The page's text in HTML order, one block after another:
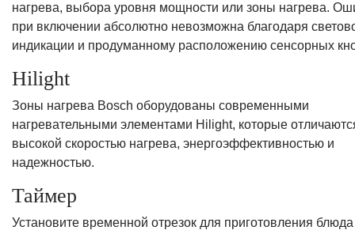
нагрева, выбора уровня мощности или зоны нагрева.
при включении абсолютно невозможна благодаря
индикации и продуманному расположению сенсорных
Hilight
Зоны нагрева Bosch оборудованы современными
нагревательными элементами Hilight, которые
высокой скоростью нагрева, энергоэффективностью и
надежностью.
Таймер
Установите временной отрезок для приготовления